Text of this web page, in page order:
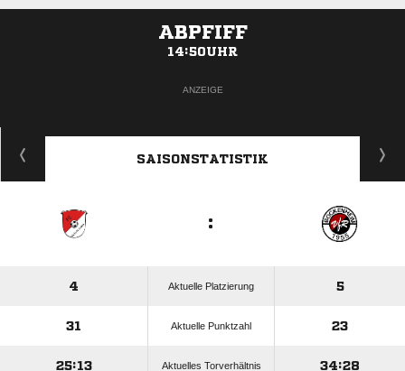
ABPFIFF
14:50UHR
ANZEIGE
SAISONSTATISTIK
:
4 Aktuelle Platzierung 5
31 Aktuelle Punktzahl 23
25:13 Aktuelles Torverhältnis 34:28